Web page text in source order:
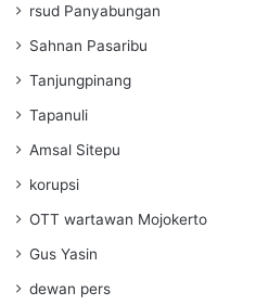
rsud Panyabungan
Sahnan Pasaribu
Tanjungpinang
Tapanuli
Amsal Sitepu
korupsi
OTT wartawan Mojokerto
Gus Yasin
dewan pers